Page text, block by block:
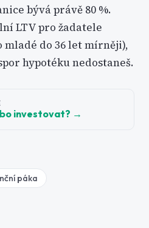
bývá právě 80 %.
LTV pro žadatele
mladé do 36 let mírněji),
hypotéku nedostaneš.
investovat? →
páka